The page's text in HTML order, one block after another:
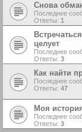
Снова
Последнее
Ответы: 1
целует
Последнее
Ответы: 3
Как найти
Последнее
Ответы: 47
Моя
Последнее
Ответы: 3